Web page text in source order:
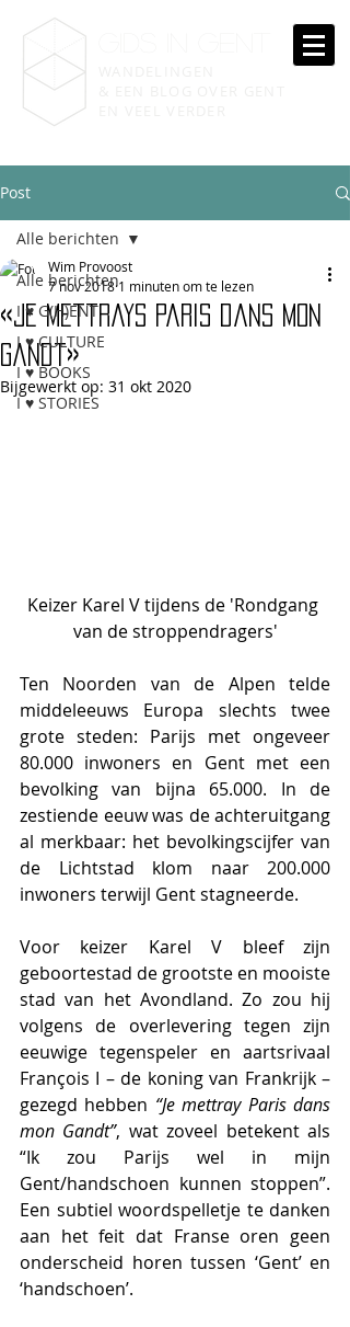
Post
Alle berichten
I ♥ G(H)ENT
I ♥ CULTURE
I ♥ BOOKS
I ♥ STORIES
Alle berichten
«Je mettrays Paris dans mon
Gandt»
Wim Provoost
7 nov 2018 1 minuten om te lezen
Bijgewerkt op: 31 okt 2020
Keizer Karel V tijdens de 'Rondgang
van de stroppendragers'
Ten Noorden van de Alpen telde
middeleeuws Europa slechts twee
grote steden: Parijs met ongeveer
80.000 inwoners en Gent met een
bevolking van bijna 65.000. In de
zestiende eeuw was de achteruitgang
al merkbaar: het bevolkingscijfer van
de Lichtstad klom naar 200.000
inwoners terwijl Gent stagneerde.
Voor keizer Karel V bleef zijn
geboortestad de grootste en mooiste
stad van het Avondland. Zo zou hij
volgens de overlevering tegen zijn
eeuwige tegenspeler en aartsrivaal
François I – de koning van Frankrijk –
gezegd hebben “Je mettray Paris dans
mon Gandt”, wat zoveel betekent als
“Ik zou Parijs wel in mijn
Gent/handschoen kunnen stoppen”.
Een subtiel woordspelletje te danken
aan het feit dat Franse oren geen
onderscheid horen tussen ‘Gent’ en
‘handschoen’.